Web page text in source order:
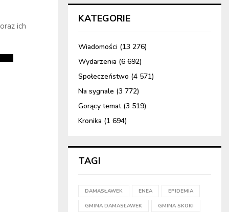
ich
KATEGORIE
Wiadomości (13 276)
Wydarzenia (6 692)
Społeczeństwo (4 571)
Na sygnale (3 772)
Gorący temat(3 519)
Kronika (1 694)
TAGI
DAMASŁAWEK ENEA EPIDEMIA
GMINA DAMASŁAWEK GMINA SKOKI